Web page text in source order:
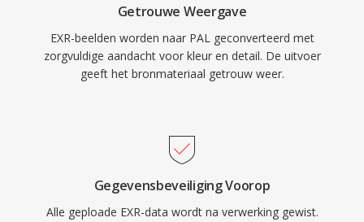
Getrouwe Weergave
EXR-beelden worden naar PAL geconverteerd met
zorgvuldige aandacht voor kleur en detail. De uitvoer
geeft het bronmateriaal getrouw weer.
Gegevensbeveiliging Voorop
Alle geploade EXR-data wordt na verwerking gewist.